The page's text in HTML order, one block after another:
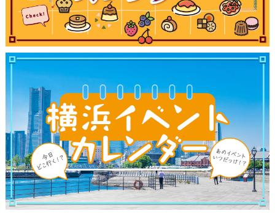
観光ガイド
ランキング
ブログ記事
サイトについて